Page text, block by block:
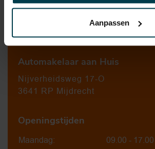
Aanpassen
Automakelaar aan Huis
Nijverheidsweg 17-O
3641 RP Mijdrecht
Openingstijden
Maandag:
09.00 - 17.00